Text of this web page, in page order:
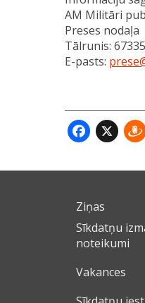
AM Militāri
Preses nodaļa
Tālrunis:
E-pasts:
X
Ziņas
Sīkdatņu
noteikumi
Vakances